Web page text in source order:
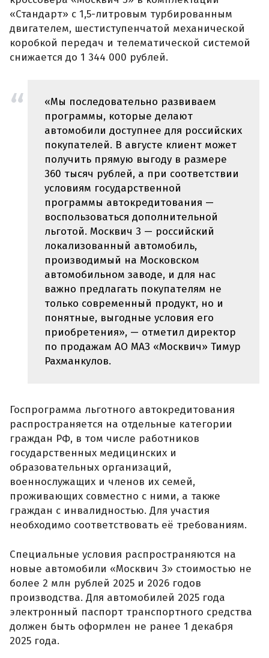
«Стандарт» с 1,5-литровым турбированным
двигателем, шестиступенчатой механической
коробкой передач и телематической системой
снижается до 1 344 000 рублей.
«Мы последовательно развиваем
программы, которые делают
автомобили доступнее для российских
покупателей. В августе клиент может
получить прямую выгоду в размере
360 тысяч рублей, а при соответствии
условиям государственной
программы автокредитования —
воспользоваться дополнительной
льготой. Москвич 3 — российский
локализованный автомобиль,
производимый на Московском
автомобильном заводе, и для нас
важно предлагать покупателям не
только современный продукт, но и
понятные, выгодные условия его
приобретения», — отметил директор
по продажам АО МАЗ «Москвич» Тимур
Рахманкулов.
Госпрограмма льготного автокредитования
распространяется на отдельные категории
граждан РФ, в том числе работников
государственных медицинских и
образовательных организаций,
военнослужащих и членов их семей,
проживающих совместно с ними, а также
граждан с инвалидностью. Для участия
необходимо соответствовать её требованиям.
Специальные условия распространяются на
новые автомобили «Москвич 3» стоимостью не
более 2 млн рублей 2025 и 2026 годов
производства. Для автомобилей 2025 года
электронный паспорт транспортного средства
должен быть оформлен не ранее 1 декабря
2025 года.